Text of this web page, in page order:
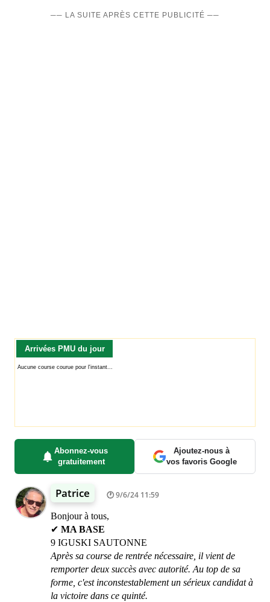
── LA SUITE APRÈS CETTE PUBLICITÉ ──
Arrivées PMU du jour
Abonnez-vous
gratuitement
Ajoutez-nous à
vos favoris Google
Patrice 9/6/24 11:59
Bonjour à tous,
✔ MA BASE
9 IGUSKI SAUTONNE
Après sa course de rentrée nécessaire, il vient de
remporter deux succès avec autorité. Au top de sa
forme, c'est inconstestablement un sérieux candidat à
la victoire dans ce quinté.